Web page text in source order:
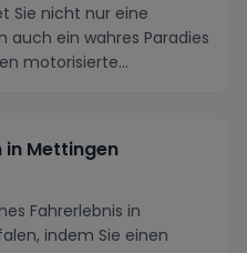
Sie nicht nur eine
auch ein wahres Paradies
motorisierte...
Mettingen
Fahrerlebnis in
indem Sie einen